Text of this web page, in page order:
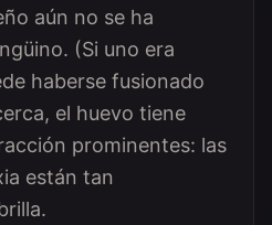
aún no se ha
(Si uno era
haberse fusionado
el huevo tiene
prominentes: las
están tan